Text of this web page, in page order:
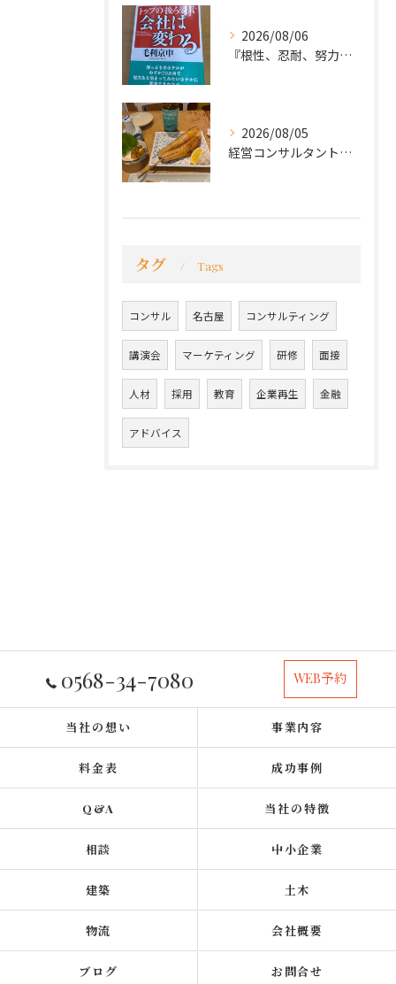
2026/08/06
『根性、忍耐、努力という言葉は死語なのか』
2026/08/05
経営コンサルタントのモーちゃん・毛利京申です。
タグ Tags
コンサル 名古屋 コンサルティング
講演会 マーケティング 研修 面接
人材 採用 教育 企業再生 金融
アドバイス
0568-34-7080 WEB予約
当社の想い 事業内容
料金表 成功事例
Q&A 当社の特徴
相談 中小企業
建築 土木
物流 会社概要
ブログ お問合せ